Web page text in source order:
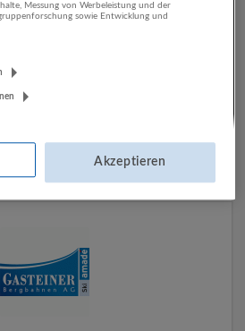
| Kunst, Unterhaltung und Erholung
Messung von Werbeleistung und der
sowie Entwicklung und
Akzeptieren